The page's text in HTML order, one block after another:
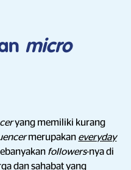
micro
yang memiliki kurang
merupakan everyday
followers-nya di
dan sahabat yang